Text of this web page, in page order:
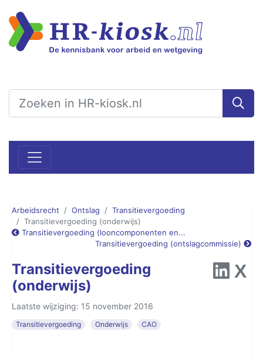
Arbeidsrecht Ontslag
Transitievergoeding
Transitievergoeding (onderwijs)
Transitievergoeding (looncomponenten en...
Transitievergoeding (ontslagcommissie)
Transitievergoeding
(onderwijs)
Laatste wijziging: 15 november 2016
Transitievergoeding Onderwijs CAO